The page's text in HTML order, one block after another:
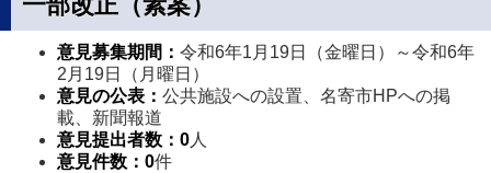
意見募集期間： 令和6年1月19日（金曜日）～令和6年
2月19日（月曜日）
意見の公表： 公共施設への設置、名寄市HPへの掲
載、新聞報道
意見提出者数 ： 0 人
意見件数 ：0件